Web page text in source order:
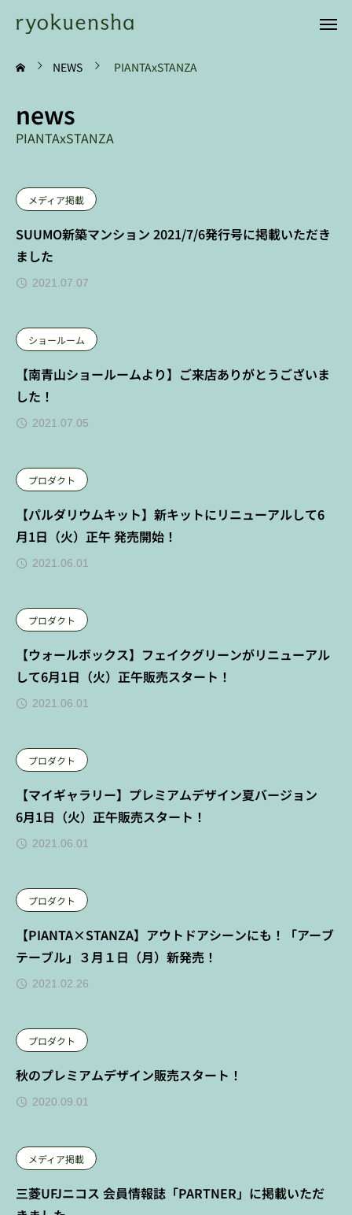
NEWS PIANTAxSTANZA
news
PIANTAxSTANZA
メディア掲載
SUUMO新築マンション 2021/7/6発行号に掲載いただき
ました
2021.07.07
ショールーム
【南青山ショールームより】ご来店ありがとうございま
した！
2021.07.05
プロダクト
【パルダリウムキット】新キットにリニューアルして6
月1日（火）正午 発売開始！
2021.06.01
プロダクト
【ウォールボックス】フェイクグリーンがリニューアル
して6月1日（火）正午販売スタート！
2021.06.01
プロダクト
【マイギャラリー】プレミアムデザイン夏バージョン
6月1日（火）正午販売スタート！
2021.06.01
プロダクト
【PIANTA×STANZA】アウトドアシーンにも！「アーブ
テーブル」３月１日（月）新発売！
2021.02.26
プロダクト
秋のプレミアムデザイン販売スタート！
2020.09.01
メディア掲載
三菱UFJニコス 会員情報誌「PARTNER」に掲載いただ